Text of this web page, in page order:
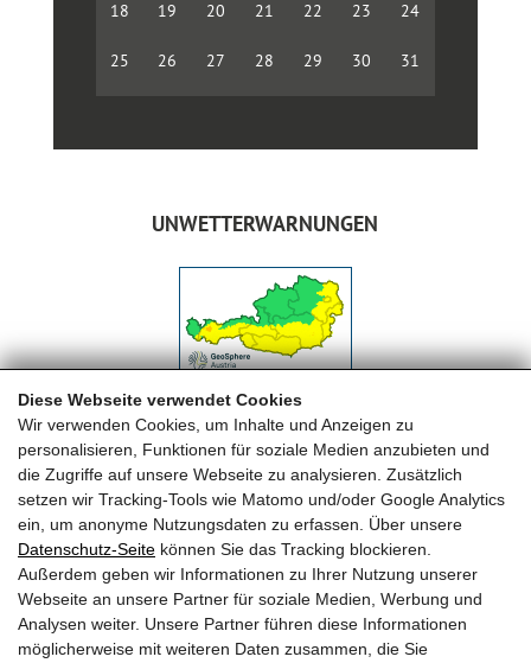
Diese Webseite verwendet Cookies
Wir verwenden Cookies, um Inhalte und Anzeigen zu
personalisieren, Funktionen für soziale Medien anzubieten und
die Zugriffe auf unsere Webseite zu analysieren. Zusätzlich
setzen wir Tracking-Tools wie Matomo und/oder Google Analytics
ein, um anonyme Nutzungsdaten zu erfassen. Über unsere
Datenschutz-Seite können Sie das Tracking blockieren.
Außerdem geben wir Informationen zu Ihrer Nutzung unserer
Webseite an unsere Partner für soziale Medien, Werbung und
Analysen weiter. Unsere Partner führen diese Informationen
möglicherweise mit weiteren Daten zusammen, die Sie
18 19 20 21 22 23 24
25 26 27 28 29 30 31
UNWETTERWARNUNGEN
FREIWILLIGE FEUERWEHR MAISHOFEN
OFK HBI Michael Auböck
OFK Stv. OBI Herbert Huber